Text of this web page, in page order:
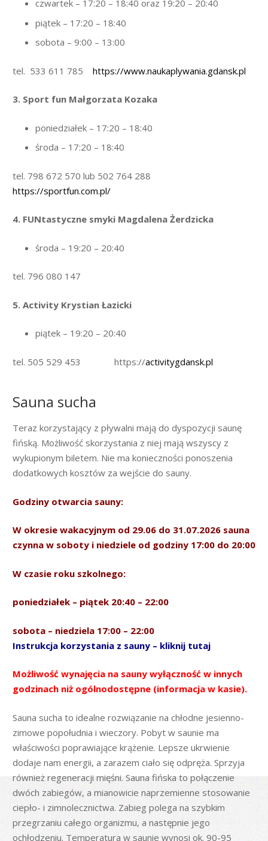
czwartek – 17:20 – 18:40 oraz 19:20 – 20:40
piątek – 17:20 – 18:40
sobota – 9:00 – 13:00
tel. 533 611 785 https://www.naukaplywania.gdansk.pl
3. Sport fun Małgorzata Kozaka
poniedziałek – 17:20 – 18:40
środa – 17:20 – 18:40
tel. 798 672 570 lub 502 764 288
https://sportfun.com.pl/
4. FUNtastyczne smyki Magdalena Żerdzicka
środa – 19:20 – 20:40
tel. 796 080 147
5. Activity Krystian Łazicki
piątek – 19:20 – 20:40
tel. 505 529 453 https://activitygdansk.pl
Sauna sucha
Teraz korzystający z pływalni mają do dyspozycji saunę
fińską. Możliwość skorzystania z niej mają wszyscy z
wykupionym biletem. Nie ma konieczności ponoszenia
dodatkowych kosztów za wejście do sauny.
Godziny otwarcia sauny:
W okresie wakacyjnym od 29.06 do 31.07.2026 sauna
czynna w soboty i niedziele od godziny 17:00 do 20:00
W czasie roku szkolnego:
poniedziałek – piątek 20:40 – 22:00
sobota – niedziela 17:00 – 22:00
Instrukcja korzystania z sauny – kliknij tutaj
Możliwość wynajęcia na sauny wyłączność w innych
godzinach niż ogólnodostępne (informacja w kasie).
Sauna sucha to idealne rozwiązanie na chłodne jesienno-
zimowe popołudnia i wieczory. Pobyt w saunie ma
właściwości poprawiające krążenie. Lepsze ukrwienie
dodaje nam energii, a zarazem ciało się odpręża. Sprzyja
również regeneracji mięśni. Sauna fińska to połączenie
dwóch zabiegów, a mianowicie naprzemienne stosowanie
ciepło- i zimnolecznictwa. Zabieg polega na szybkim
przegrzaniu całego organizmu, a następnie jego
ochłodzeniu. Temperatura w saunie wynosi ok. 90-95